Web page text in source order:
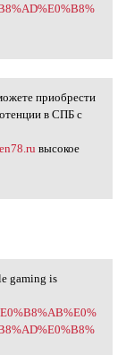
вы
приобрести
в СПБ с
высокое
gaming is